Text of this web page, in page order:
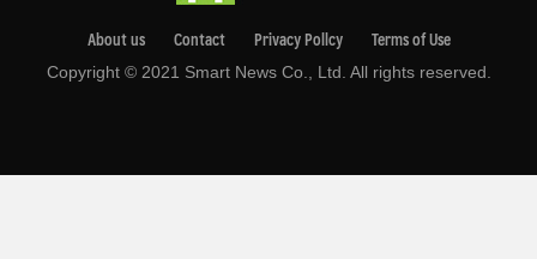
About us Contact Privacy Pollcy Terms of Use
Copyright © 2021 Smart News Co., Ltd. All rights reserved.